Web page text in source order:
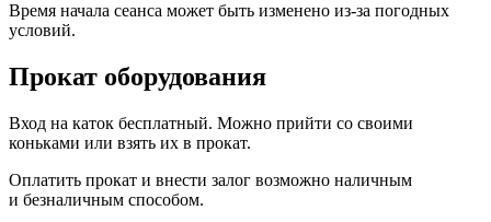
Время начала сеанса может быть изменено из-за погодных
условий.
Прокат оборудования
Вход на каток бесплатный. Можно прийти со своими
коньками или взять их в прокат.
Оплатить прокат и внести залог возможно наличным
и безналичным способом.